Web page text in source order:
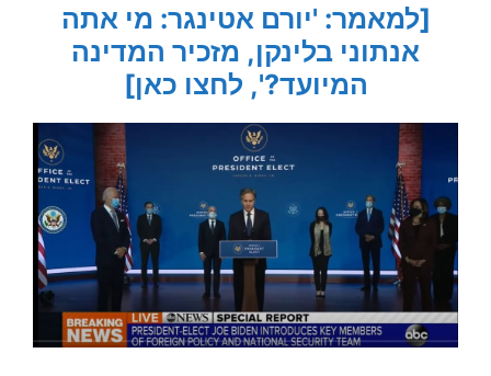
[למאמר: 'יורם אטינגר: מי אתה
אנתוני בלינקן, מזכיר המדינה
המיועד?', לחצו כאן]